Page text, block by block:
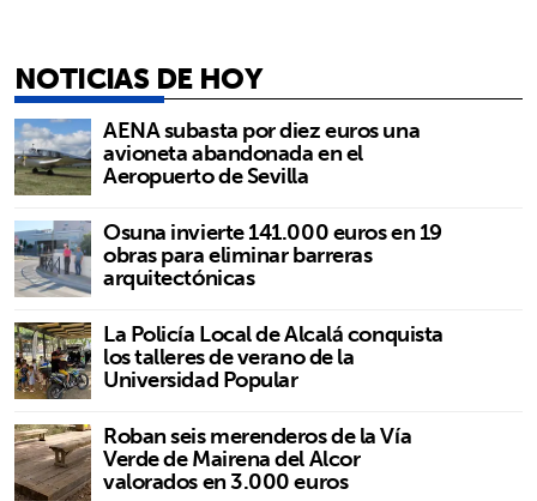
NOTICIAS DE HOY
AENA subasta por diez euros una
avioneta abandonada en el
Aeropuerto de Sevilla
Osuna invierte 141.000 euros en 19
obras para eliminar barreras
arquitectónicas
La Policía Local de Alcalá conquista
los talleres de verano de la
Universidad Popular
Roban seis merenderos de la Vía
Verde de Mairena del Alcor
valorados en 3.000 euros